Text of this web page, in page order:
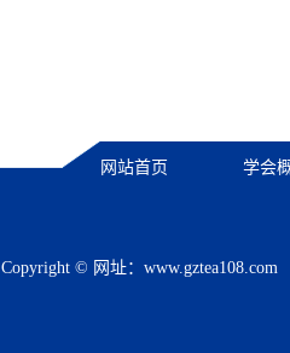
网站首页 学会
Copyright © 网址： www.gztea108.com